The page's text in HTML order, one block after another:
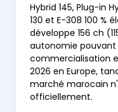
Hybrid 145, Plug-in
130 et E-308 100 %
développe 156 ch
autonomie pouvant
commercialisation
2026 en Europe,
marché marocain
officiellement.